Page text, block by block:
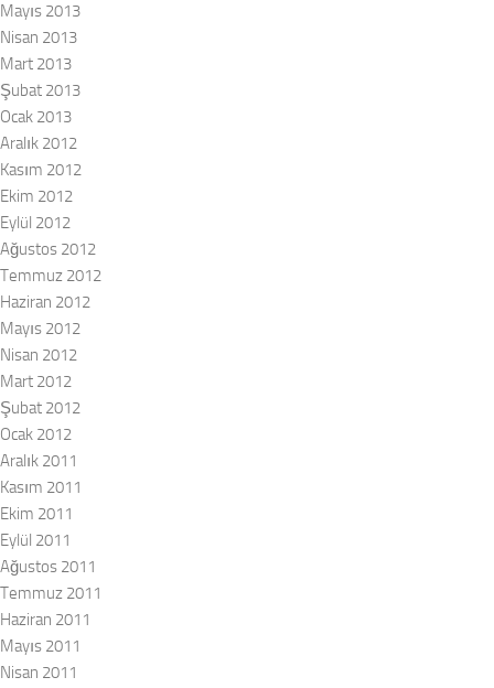
Mayıs 2013
Nisan 2013
Mart 2013
Şubat 2013
Ocak 2013
Aralık 2012
Kasım 2012
Ekim 2012
Eylül 2012
Ağustos 2012
Temmuz 2012
Haziran 2012
Mayıs 2012
Nisan 2012
Mart 2012
Şubat 2012
Ocak 2012
Aralık 2011
Kasım 2011
Ekim 2011
Eylül 2011
Ağustos 2011
Temmuz 2011
Haziran 2011
Mayıs 2011
Nisan 2011